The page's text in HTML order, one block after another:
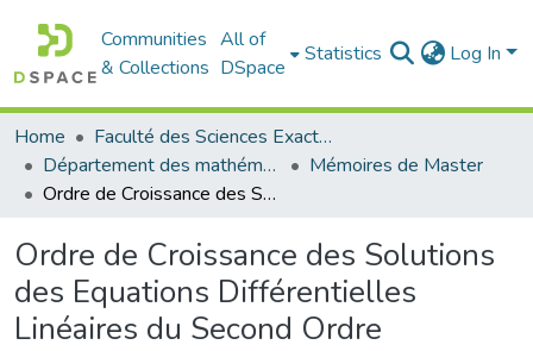
Communities
& Collections
All of
DSpace
Statistics Log In
Home
Faculté des Sciences Exactes et de l'Informatique
Département des mathématiques et informatique
Mémoires de Master
Ordre de Croissance des Solutions des Equations Différentielles Linéaires du Second Ordre
Ordre de Croissance des Solutions
des Equations Différentielles
Linéaires du Second Ordre